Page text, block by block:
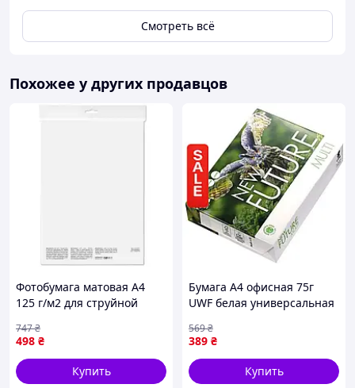
Смотреть всё
Похожее у других продавцов
Фотобумага матовая A4
125 г/м2 для струйной
фотографий и графики
FLAME
498 ₴
747₴
Купить
Бумага А4 офисная 75г
UWF белая универсальная
копира NEW FUTURE MIC
389 ₴
569₴
Купить